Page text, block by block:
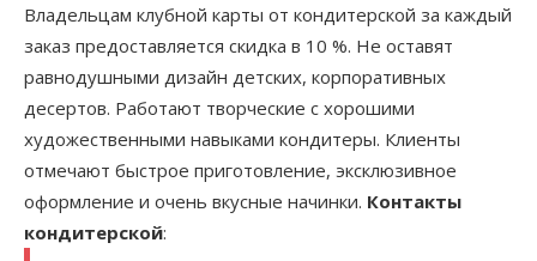
Владельцам клубной карты от кондитерской за каждый
заказ предоставляется скидка в 10 %. Не оставят
равнодушными дизайн детских, корпоративных
десертов. Работают творческие с хорошими
художественными навыками кондитеры. Клиенты
отмечают быстрое приготовление, эксклюзивное
оформление и очень вкусные начинки. Контакты
кондитерской: